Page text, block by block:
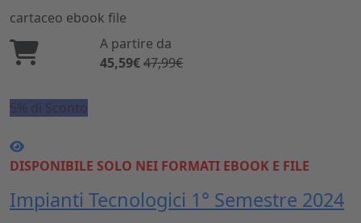
cartaceo ebook file
A partire da
45,59€47,99€
5% di Sconto
DISPONIBILE SOLO NEI FORMATI EBOOK E FILE
Impianti Tecnologici 1° Semestre 2024